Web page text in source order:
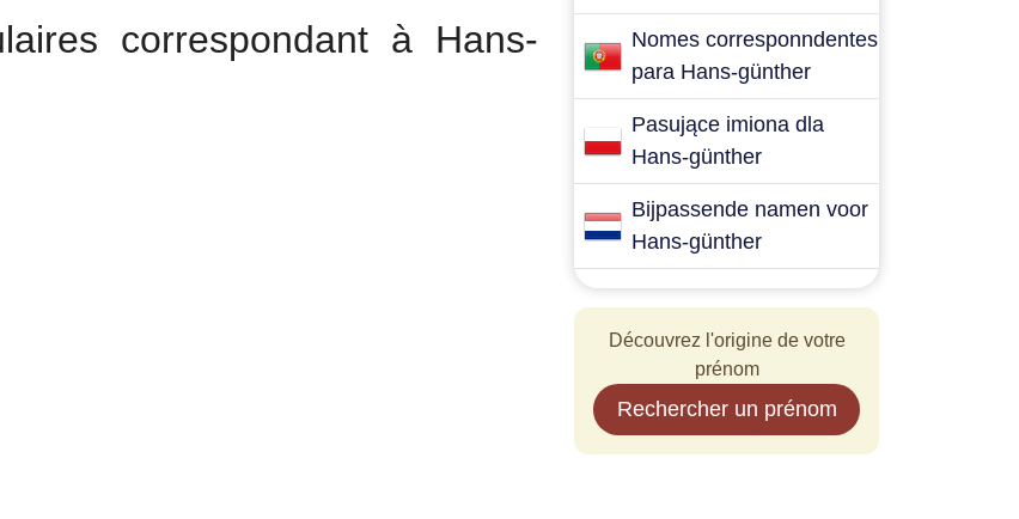
correspondant à Hans-
Nomes corresponndentes
para Hans-günther
Pasujące imiona dla
Hans-günther
Bijpassende namen voor
Hans-günther
Découvrez l'origine de votre
prénom
Rechercher un prénom